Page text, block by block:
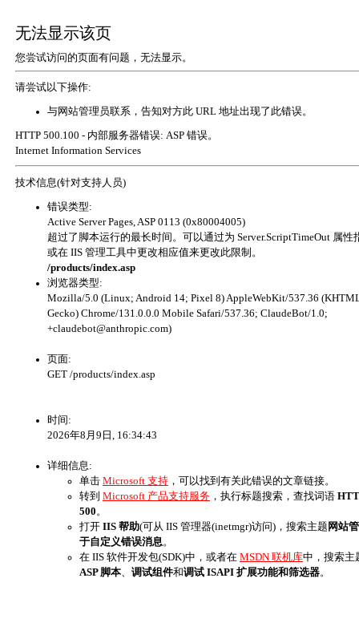
无法显示该页
您尝试访问的页面有问题，无法显示。
请尝试以下操作:
与网站管理员联系，告知对方此 URL 地址出现了此错误。
HTTP 500.100 - 内部服务器错误: ASP 错误。
Internet Information Services
技术信息(针对支持人员)
错误类型:
Active Server Pages, ASP 0113 (0x80004005)
超过了脚本运行的最长时间。可以通过为 Server.ScriptTimeOut 属性
或在 IIS 管理工具中更改相应值来更改此限制。
/products/index.asp
浏览器类型:
Mozilla/5.0 (Linux; Android 14; Pixel 8) AppleWebKit/537.36
Gecko) Chrome/131.0.0.0 Mobile Safari/537.36; ClaudeBot/1.0;
+claudebot@anthropic.com)
页面:
GET /products/index.asp
时间:
2026年8月9日, 16:34:43
详细信息:
单击 Microsoft 支持 ，可以找到有关此错误的文章链接。
转到 Microsoft 产品支持服务 ，执行标题搜索，查找词语
500 。
打开 IIS 帮助(可从 IIS 管理器(inetmgr)访问)，搜索主题 网站
于自定义错误消息 。
在 IIS 软件开发包(SDK)中，或者在 MSDN 联机库中，搜索主
ASP 脚本
调试组件和调试 ISAPI 扩展功能和筛选器。